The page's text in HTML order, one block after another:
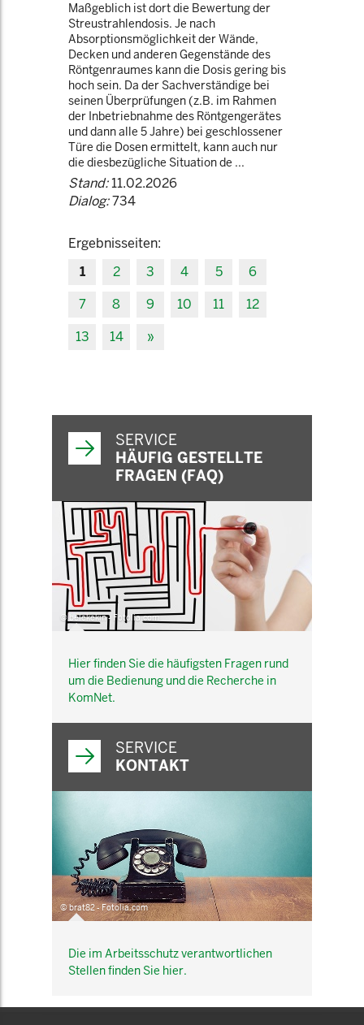
Maßgeblich ist dort die Bewertung der
Streustrahlendosis. Je nach
Absorptionsmöglichkeit der Wände,
Decken und anderen Gegenstände des
Röntgenraumes kann die Dosis gering bis
hoch sein. Da der Sachverständige bei
seinen Überprüfungen (z.B. im Rahmen
der Inbetriebnahme des Röntgengerätes
und dann alle 5 Jahre) bei geschlossener
Türe die Dosen ermittelt, kann auch nur
die diesbezügliche Situation de ...
Stand:11.02.2026
Dialog:734
Ergebnisseiten:
1
2 3 4 5
6
7
8 9 10 11
12
13
14 »
SERVICE
HÄUFIG GESTELLTE
FRAGEN (FAQ)
© belekekin - Fotolia.com
Hier finden Sie die häufigsten Fragen rund
um die Bedienung und die Recherche in
KomNet.
SERVICE
KONTAKT
© brat82 - Fotolia.com
Die im Arbeitsschutz verantwortlichen
Stellen finden Sie hier.